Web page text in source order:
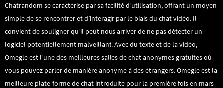
Chatrandom se caractérise par sa facilité d’utilisation, offrant un moyen
simple de se rencontrer et d’interagir par le biais du chat vidéo. Il
convient de souligner qu’il peut nous arriver de ne pas détecter un
logiciel potentiellement malveillant. Avec du texte et de la vidéo,
Omegle est l’une des meilleures salles de chat anonymes gratuites où
vous pouvez parler de manière anonyme à des étrangers. Omegle est la
meilleure plate-forme de chat introduite pour la première fois en mars